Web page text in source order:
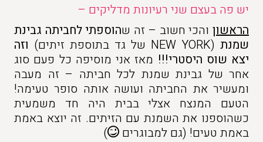
יש פה בעצם שני רעיונות מדליקים –
הראשוןוהכי חשוב – זה שהוספתי לחביתה גבינת
שמנת (NEW YORK של גד בתוספת זיתים)
וזה
יצא שוס היסטרי!!! מאז אני מוסיפה כל פעם סוג
אחר של גבינת שמנת לכל חביתה – זה מעבה
ומעשיר את החביתה ועושה אותה סופר טעימה!
הטעם המנצח אצלי בבית היה חד משמעית
כשהוספנו את השמנת עם הזיתים. זה יוצא באמת
באמת טעים! (גם למבוגרים
)